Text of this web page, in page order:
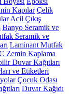
Kapılar Çelik
Acil Çıkış
Banyo Seramik ve
Seramik ve
Laminant Mutfak
Zemin Kaplama
Duvar Kağıtları
ve Etiketleri
Çocuk Odası
Duvar Kağıdı